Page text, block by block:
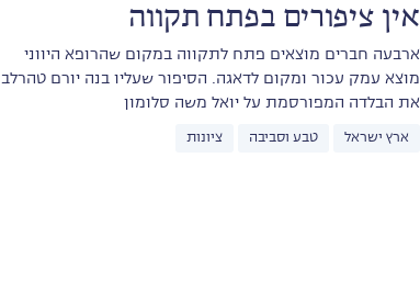
אין ציפורים בפתח תקווה
ארבעה חברים מוצאים פתח לתקווה במקום שהרופא היווני
מוצא עמק עכור ומקום לדאגה. הסיפור שעליו בנה יורם טהרלב
את הבלדה המפורסמת על יואל משה סלומון
ארץ ישראל טבע וסביבה ציונות